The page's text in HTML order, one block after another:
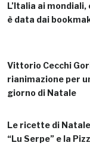
L’Italia ai
è data dai
Vittorio Cecchi
rianimazione per
giorno di Natale
Le ricette di
“Lu Serpe” e la